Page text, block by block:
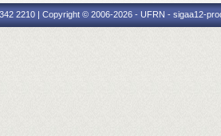
2210 | Copyright © 2006-2026 - UFRN - sigaa12-